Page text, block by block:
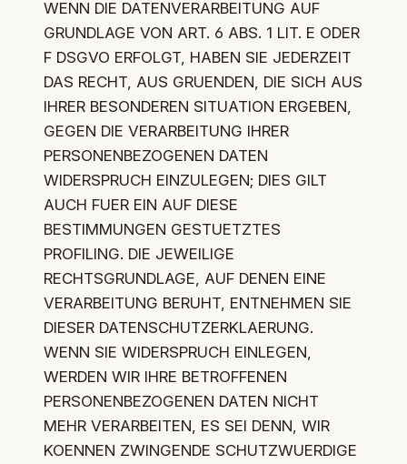
WENN DIE DATENVERARBEITUNG AUF
GRUNDLAGE VON ART. 6 ABS. 1 LIT. E ODER
F DSGVO ERFOLGT, HABEN SIE JEDERZEIT
DAS RECHT, AUS GRUENDEN, DIE SICH AUS
IHRER BESONDEREN SITUATION ERGEBEN,
GEGEN DIE VERARBEITUNG IHRER
PERSONENBEZOGENEN DATEN
WIDERSPRUCH EINZULEGEN; DIES GILT
AUCH FUER EIN AUF DIESE
BESTIMMUNGEN GESTUETZTES
PROFILING. DIE JEWEILIGE
RECHTSGRUNDLAGE, AUF DENEN EINE
VERARBEITUNG BERUHT, ENTNEHMEN SIE
DIESER DATENSCHUTZERKLAERUNG.
WENN SIE WIDERSPRUCH EINLEGEN,
WERDEN WIR IHRE BETROFFENEN
PERSONENBEZOGENEN DATEN NICHT
MEHR VERARBEITEN, ES SEI DENN, WIR
KOENNEN ZWINGENDE SCHUTZWUERDIGE